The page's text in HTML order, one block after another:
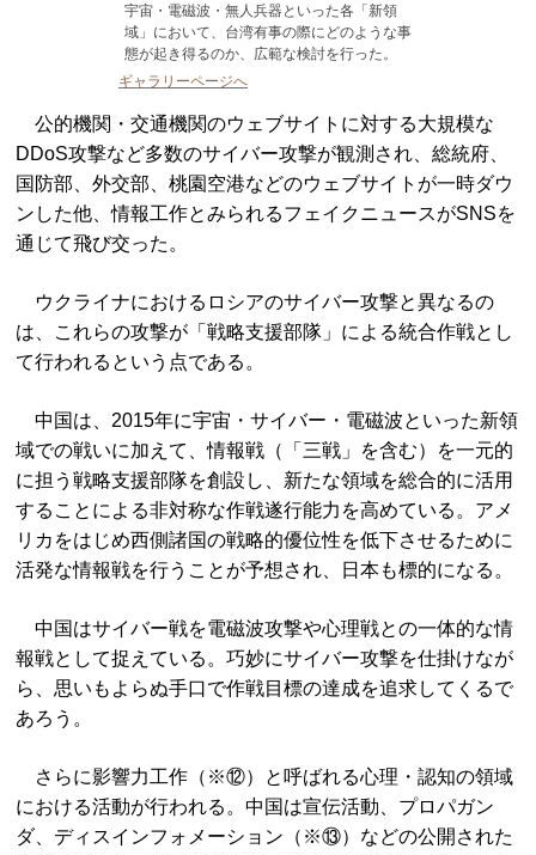
宇宙・電磁波・無人兵器といった各「新領
域」において、台湾有事の際にどのような事
態が起き得るのか、広範な検討を行った。
ギャラリーページへ
公的機関・交通機関のウェブサイトに対する大規模な
DDoS攻撃など多数のサイバー攻撃が観測され、総統府、
国防部、外交部、桃園空港などのウェブサイトが一時ダウ
ンした他、情報工作とみられるフェイクニュースがSNSを
通じて飛び交った。
ウクライナにおけるロシアのサイバー攻撃と異なるの
は、これらの攻撃が「戦略支援部隊」による統合作戦とし
て行われるという点である。
中国は、2015年に宇宙・サイバー・電磁波といった新領
域での戦いに加えて、情報戦（「三戦」を含む）を一元的
に担う戦略支援部隊を創設し、新たな領域を総合的に活用
することによる非対称な作戦遂行能力を高めている。アメ
リカをはじめ西側諸国の戦略的優位性を低下させるために
活発な情報戦を行うことが予想され、日本も標的になる。
中国はサイバー戦を電磁波攻撃や心理戦との一体的な情
報戦として捉えている。巧妙にサイバー攻撃を仕掛けなが
ら、思いもよらぬ手口で作戦目標の達成を追求してくるで
あろう。
さらに影響力工作（※⑫）と呼ばれる心理・認知の領域
における活動が行われる。中国は宣伝活動、プロパガン
ダ、ディスインフォメーション（※⑬）などの公開された